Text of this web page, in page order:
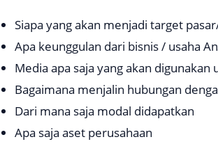
Siapa yang akan menjadi target
Apa keunggulan dari bisnis / usaha
Media apa saja yang akan
Bagaimana menjalin hubungan
Dari mana saja modal didapatkan
Apa saja aset perusahaan